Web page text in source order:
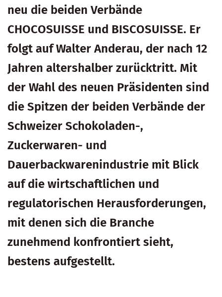
neu die beiden Verbände
CHOCOSUISSE und BISCOSUISSE. Er
folgt auf Walter Anderau, der nach 12
Jahren altershalber zurücktritt. Mit
der Wahl des neuen Präsidenten sind
die Spitzen der beiden Verbände der
Schweizer Schokoladen-,
Zuckerwaren- und
Dauerbackwarenindustrie mit Blick
auf die wirtschaftlichen und
regulatorischen Herausforderungen,
mit denen sich die Branche
zunehmend konfrontiert sieht,
bestens aufgestellt.